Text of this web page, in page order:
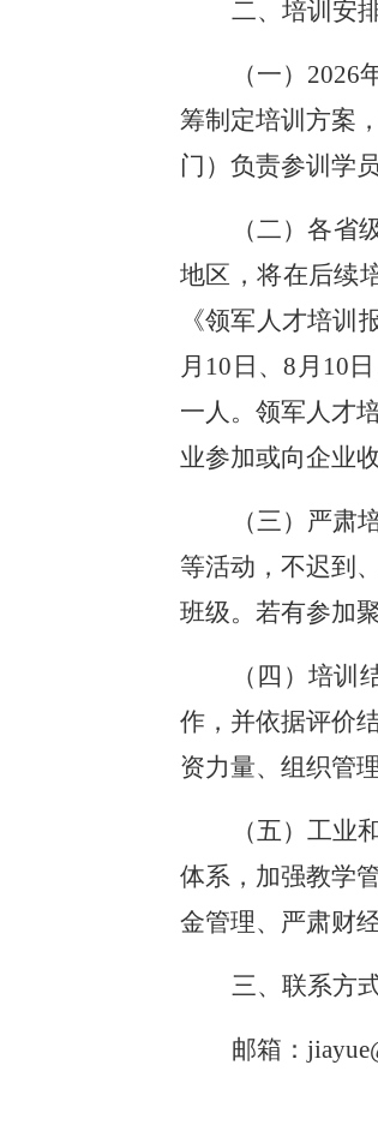
二、培训安
（一）
筹制定培训方案
门）负责参训学
（二）各
地区，将在后续
《领军人才培训
月10日、8月10
一人。领军人才
业参加或向企业
（三）严
等活动，不迟到
班级。若有参加
（四）培
作，并依据评价
资力量、组织管
（五）工
体系，加强教学
金管理、严肃财
三、联系方
邮箱：